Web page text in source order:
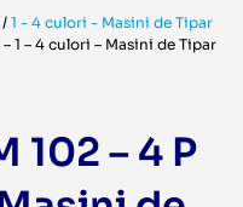
/ 1 - 4 culori - Masini de Tipar
1 – 4 culori – Masini de Tipar
102 – 4 P